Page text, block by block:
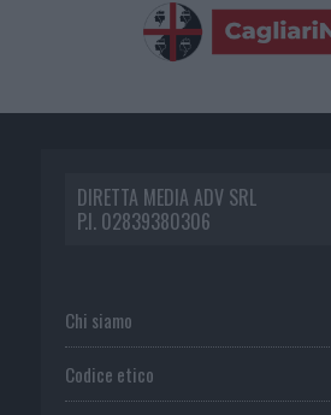
DIRETTA MEDIA ADV SRL
P.I. 02839380306
Chi siamo
Codice etico